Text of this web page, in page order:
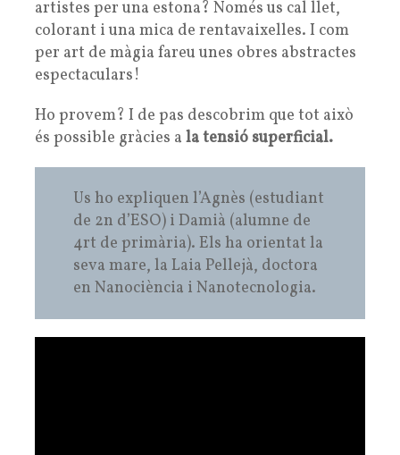
artistes per una estona? Només us cal llet,
colorant i una mica de rentavaixelles. I com
per art de màgia fareu unes obres abstractes
espectaculars!
Ho provem? I de pas descobrim que tot això
és possible gràcies a la tensió superficial.
Us ho expliquen l’Agnès (estudiant
de 2n d’ESO) i Damià (alumne de
4rt de primària). Els ha orientat la
seva mare, la Laia Pellejà, doctora
en Nanociència i Nanotecnologia.